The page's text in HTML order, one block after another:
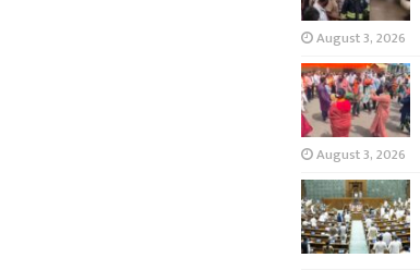
August 3, 2026
August 3, 2026